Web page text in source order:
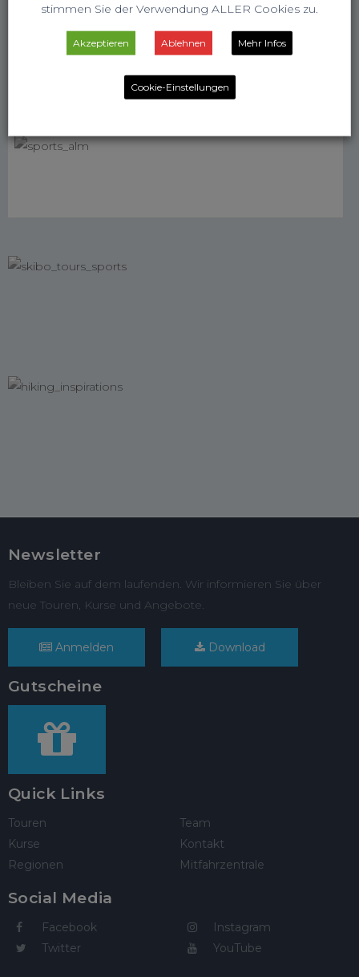
Newsletter
Bleiben Sie auf dem laufenden. Wir informieren Sie über
neue Touren, Kurse und Angebote.
Anmelden Download
Gutscheine
Quick Links
Touren
Kurse
Regionen
Team
Kontakt
Mitfahrzentrale
Social Media
Facebook
Twitter
Instagram
YouTube
stimmen Sie der Verwendung ALLER Cookies zu.
Akzeptieren Ablehnen Mehr Infos
Cookie-Einstellungen